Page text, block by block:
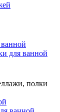
для ванной
полки